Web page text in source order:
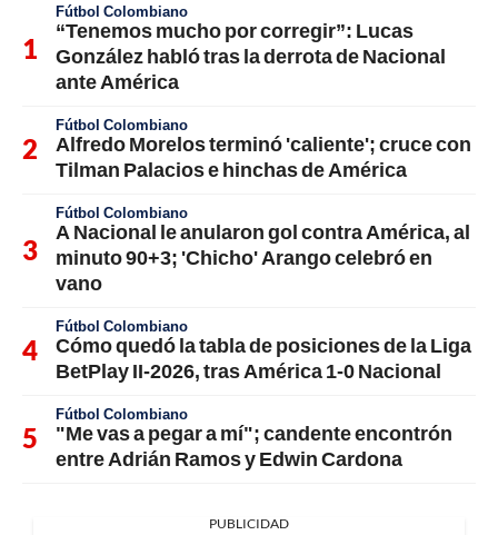
Fútbol Colombiano
“Tenemos mucho por corregir”: Lucas
González habló tras la derrota de Nacional
ante América
Fútbol Colombiano
Alfredo Morelos terminó 'caliente'; cruce con
Tilman Palacios e hinchas de América
Fútbol Colombiano
A Nacional le anularon gol contra América, al
minuto 90+3; 'Chicho' Arango celebró en
vano
Fútbol Colombiano
Cómo quedó la tabla de posiciones de la Liga
BetPlay II-2026, tras América 1-0 Nacional
Fútbol Colombiano
"Me vas a pegar a mí"; candente encontrón
entre Adrián Ramos y Edwin Cardona
PUBLICIDAD